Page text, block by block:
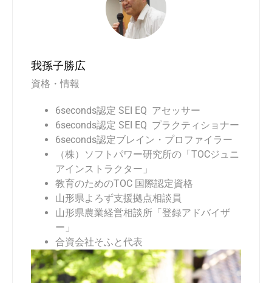
我孫子勝広
資格・情報
6seconds認定 SEI EQ アセッサー
6seconds認定 SEI EQ プラクティショナー
6seconds認定ブレイン・プロファイラー
（株）ソフトパワー研究所の「TOCジュニ
アインストラクター」
教育のためのTOC 国際認定資格
山形県よろず支援拠点相談員
山形県農業経営相談所「登録アドバイザ
ー」
合資会社そふと代表